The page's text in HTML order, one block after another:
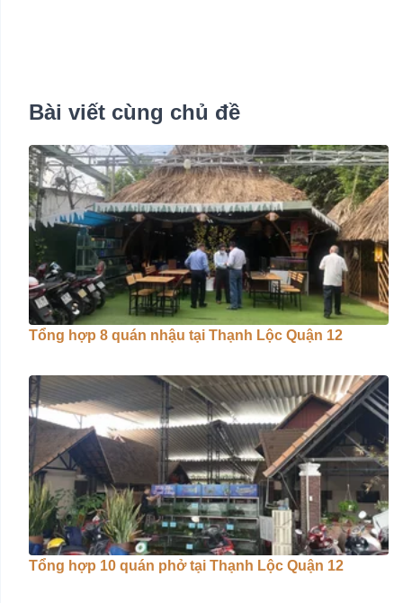
Bài viết cùng chủ đề
Tổng hợp 8 quán nhậu tại Thạnh Lộc Quận 12
Tổng hợp 10 quán phở tại Thạnh Lộc Quận 12